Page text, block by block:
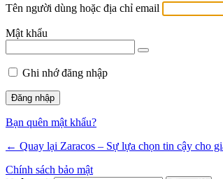
Tên người dùng hoặc địa chỉ email
Mật khẩu
Ghi nhớ đăng nhập
Bạn quên mật khẩu?
← Quay lại Zaracos – Sự lựa chọn tin cậy cho
Chính sách bảo mật